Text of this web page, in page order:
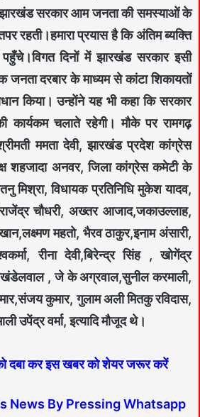
झारखंड सरकार आम जनता की समस्याओं के
रहती।हमारा प्रयास है कि अंतिम ब्यक्ति
दिनों में झारखंड सरकार इसी
जनता दरबार के माध्यम से कांटा शिकायतों
किया। उन्होंने यह भी कहा कि सरकार
कार्यकम चलाते रहेगी। मौके पर रामगढ़
ममता देवी, झारखंड प्रदेश कांग्रेस
शहजादा अनवर, जिला कांग्रेस कमेटी के
मिश्रा, विधायक प्रतिनिधि मुकेश यादव,
चौधरी, अख्तर आजाद,जकाउल्लाह,
महतो, भैरव ठाकुर,इनाम अंसारी,
रीना देवी,बिरेन्द्र सिंह , खोगेंद्र
खंडेलवाल , जे के अग्रवाल,सुनील करमाली,
कुमार, गुलाम अली मितकु रविदास,
उपेंद्र वर्मा, इत्यादि मौजूद थे।
दबा कर इस खबर को शेयर जरूर करें
News By Pressing Whatsapp